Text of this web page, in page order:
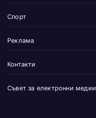
Спорт
Реклама
Контакти
Съвет за електронни медии